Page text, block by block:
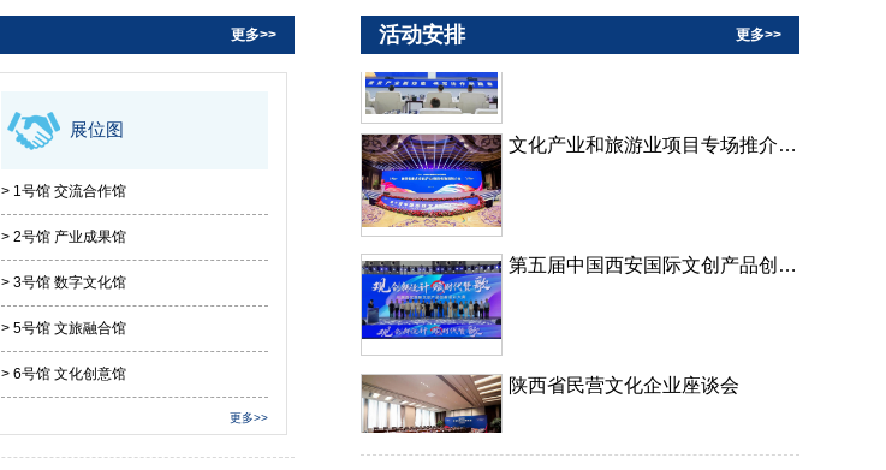
更多>>
展位图
> 1号馆 交流合作馆
> 2号馆 产业成果馆
> 3号馆 数字文化馆
> 5号馆 文旅融合馆
> 6号馆 文化创意馆
更多>>
活动安排 更多>>